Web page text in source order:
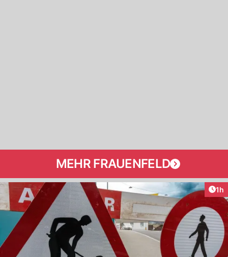
MEHR FRAUENFELD
1h